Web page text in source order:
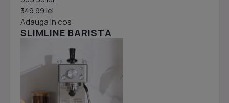
349.99 lei
Adauga in cos
SLIMLINE BARISTA